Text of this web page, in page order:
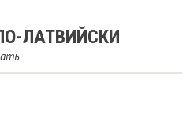
ЛАТВИЙСКИ